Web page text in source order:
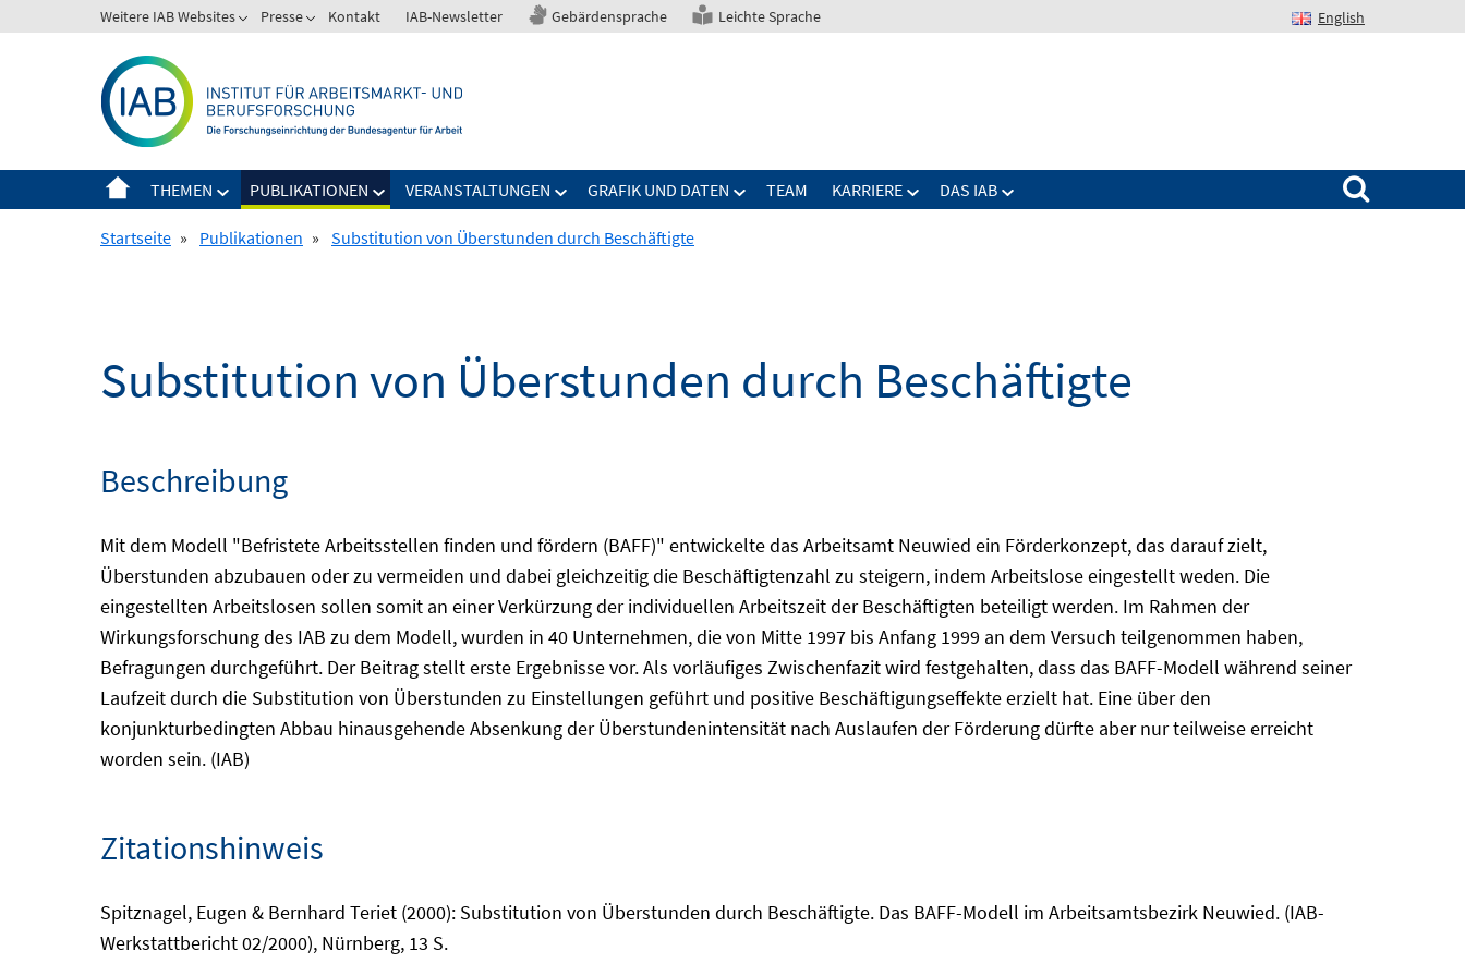
zum
Weitere IAB Websites Presse Kontakt IAB-Newsletter Gebärdensprache Leichte Sprache English
THEMEN PUBLIKATIONEN VERANSTALTUNGEN GRAFIK UND DATEN TEAM KARRIERE DAS IAB
Suchen nach:
Startseite » Publikationen » Substitution von Überstunden durch Beschäftigte
Substitution von Überstunden durch Beschäftigte
Beschreibung
Mit dem Modell "Befristete Arbeitsstellen finden und fördern (BAFF)" entwickelte das Arbeitsamt Neuwied ein Förderkonzept, das darauf zielt,
Überstunden abzubauen oder zu vermeiden und dabei gleichzeitig die Beschäftigtenzahl zu steigern, indem Arbeitslose eingestellt weden. Die
eingestellten Arbeitslosen sollen somit an einer Verkürzung der individuellen Arbeitszeit der Beschäftigten beteiligt werden. Im Rahmen der
Wirkungsforschung des IAB zu dem Modell, wurden in 40 Unternehmen, die von Mitte 1997 bis Anfang 1999 an dem Versuch teilgenommen haben,
Befragungen durchgeführt. Der Beitrag stellt erste Ergebnisse vor. Als vorläufiges Zwischenfazit wird festgehalten, dass das BAFF-Modell während seiner
Laufzeit durch die Substitution von Überstunden zu Einstellungen geführt und positive Beschäftigungseffekte erzielt hat. Eine über den
konjunkturbedingten Abbau hinausgehende Absenkung der Überstundenintensität nach Auslaufen der Förderung dürfte aber nur teilweise erreicht
worden sein. (IAB)
Zitationshinweis
Spitznagel, Eugen & Bernhard Teriet (2000): Substitution von Überstunden durch Beschäftigte. Das BAFF-Modell im Arbeitsamtsbezirk Neuwied. (IAB-
Werkstattbericht 02/2000), Nürnberg, 13 S.